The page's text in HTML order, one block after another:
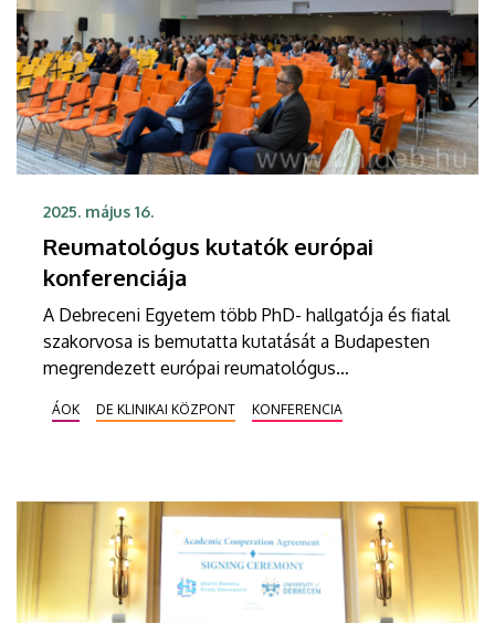
2025. május 16.
Reumatológus kutatók európai
konferenciája
A Debreceni Egyetem több PhD- hallgatója és fiatal
szakorvosa is bemutatta kutatását a Budapesten
megrendezett európai reumatológus
többek között a sejtes immunológia, a fájdalom, a
kutatási eredményeit vitatták meg a résztvevők.
ÁOK DE KLINIKAI KÖZPONT KONFERENCIA